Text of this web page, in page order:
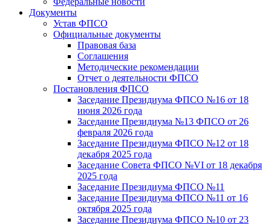
Документы
Устав ФПСО
Официальные документы
Правовая база
Соглашения
Методические рекомендации
Отчет о деятельности ФПСО
Постановления ФПСО
Заседание Президиума ФПСО №16 от 18
июня 2026 года
Заседание Президиума №13 ФПСО от 26
февраля 2026 года
Заседание Президиума ФПСО №12 от 18
декабря 2025 года
Заседание Совета ФПСО №VI от 18 декабря
2025 года
Заседание Президиума ФПСО №11
Заседание Президиума ФПСО №11 от 16
октября 2025 года
Заседание Президиума ФПСО №10 от 23